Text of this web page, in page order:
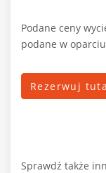
Podane ceny
podane w
Rezerwuj
Sprawdź także